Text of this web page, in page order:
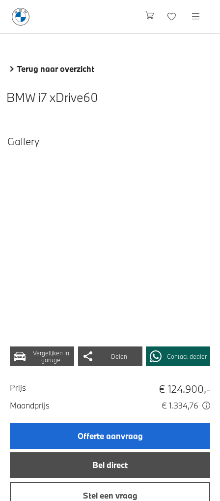
Terug naar overzicht
BMW i7 xDrive60
Vergelijken in
garage
Delen Contact dealer
Prijs € 124.900,-
Maandprijs € 1.334,76
Offerte aanvraag
Bel direct
Stel een vraag
Gallery